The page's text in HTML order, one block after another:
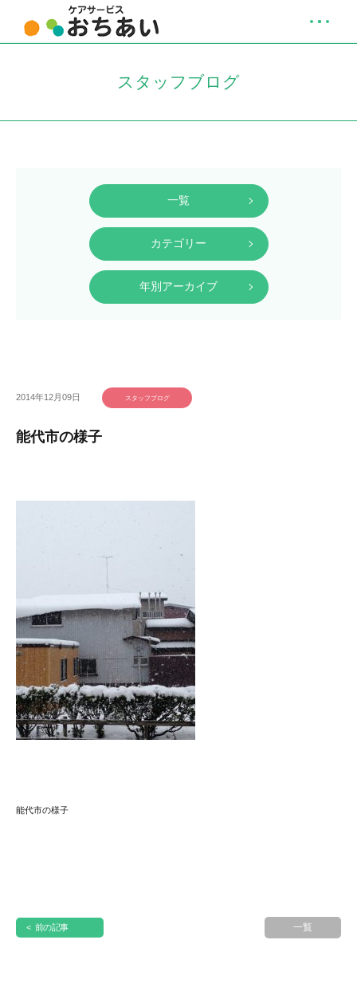
スタッフブログ
一覧
カテゴリー
年別アーカイブ
2014年12月09日 スタッフブログ
能代市の様子
能代市の様子
< 前の記事 一覧